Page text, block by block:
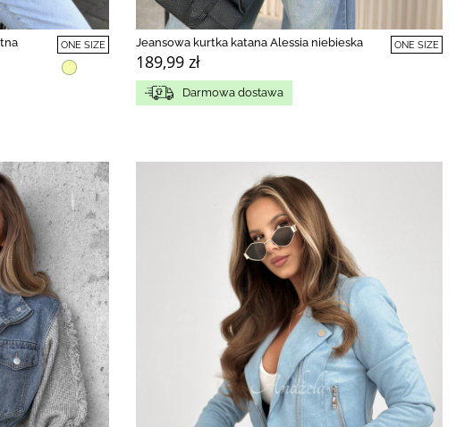
ONE SIZE Jeansowa kurtka katana Alessia niebieska
189,99 zł
ONE SIZE
Darmowa dostawa